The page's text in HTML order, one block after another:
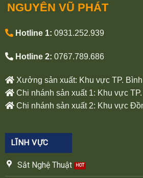
NGUYÊN VŨ PHÁT
Hotline 1: 0931.252.939
Hotline 2: 0767.789.686
Xưởng sản xuất: Khu vực TP.
Chi nhánh sản xuất 1: Khu vực
Chi nhánh sản xuất 2: Khu vực
LĨNH VỰC
Sắt Nghệ Thuật